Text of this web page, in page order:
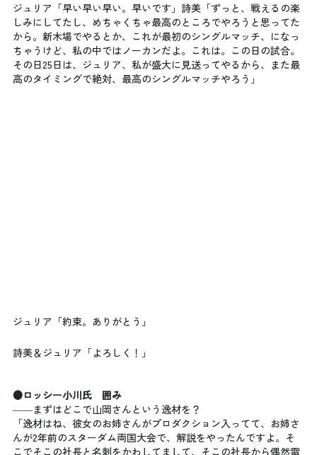
ジュリア「早い早い早い。早いです」詩美「ずっと、戦えるの楽
しみにしてたし、めちゃくちゃ最高のところでやろうと思ってた
から。新木場でやるとか、これが最初のシングルマッチ、になっ
ちゃうけど、私の中ではノーカンだよ。これは。この日の試合。
その日25日は、ジュリア、私が盛大に見送ってやるから、また最
高のタイミングで絶対、最高のシングルマッチやろう」
ジュリア「約束。ありがとう」
詩美＆ジュリア「よろしく！」
●ロッシー小川氏　囲み
――まずはどこで山岡さんという逸材を？
「逸材はね、彼女のお姉さんがプロダクション入ってて、お姉さ
んが2年前のスターダム両国大会で、解説をやったんですよ。そ
こでそこの社長と名刺をかわしてまして、そこの社長から偶然電